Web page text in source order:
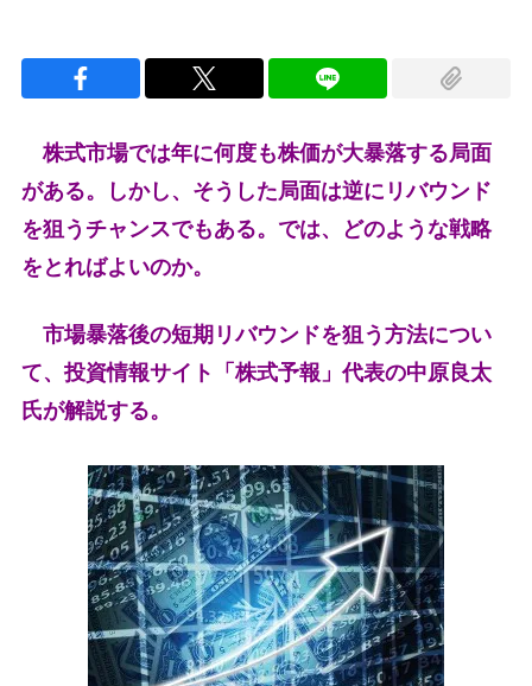
株式市場では年に何度も株価が大暴落する局面
がある。しかし、そうした局面は逆にリバウンド
を狙うチャンスでもある。では、どのような戦略
をとればよいのか。
市場暴落後の短期リバウンドを狙う方法につい
て、投資情報サイト「株式予報」代表の中原良太
氏が解説する。